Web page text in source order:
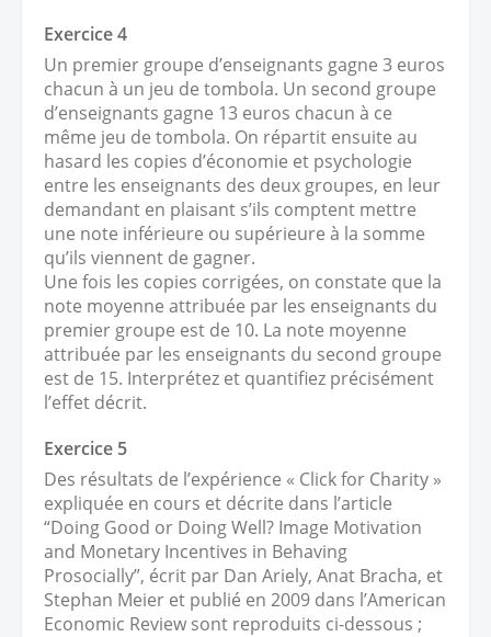
Exercice 4
Un premier groupe d’enseignants gagne 3 euros
chacun à un jeu de tombola. Un second groupe
d’enseignants gagne 13 euros chacun à ce
même jeu de tombola. On répartit ensuite au
hasard les copies d’économie et psychologie
entre les enseignants des deux groupes, en leur
demandant en plaisant s’ils comptent mettre
une note inférieure ou supérieure à la somme
qu’ils viennent de gagner.
Une fois les copies corrigées, on constate que la
note moyenne attribuée par les enseignants du
premier groupe est de 10. La note moyenne
attribuée par les enseignants du second groupe
est de 15. Interprétez et quantifiez précisément
l’effet décrit.
Exercice 5
Des résultats de l’expérience « Click for Charity »
expliquée en cours et décrite dans l’article
“Doing Good or Doing Well? Image Motivation
and Monetary Incentives in Behaving
Prosocially”, écrit par Dan Ariely, Anat Bracha, et
Stephan Meier et publié en 2009 dans l’American
Economic Review sont reproduits ci-dessous ;